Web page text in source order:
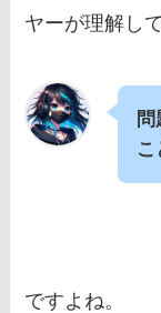
ヤーが理解し
こ
ですよね。